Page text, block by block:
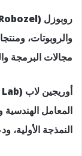
مجالات البرمجة
المعامل الهندسية
النمذجة الأولية،